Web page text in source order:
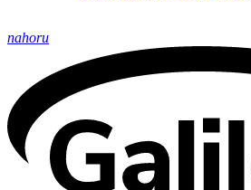
nahoru